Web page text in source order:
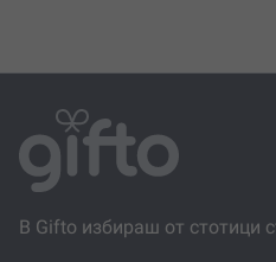
В Gifto избираш от стотици